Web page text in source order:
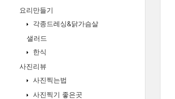
요리만들기
각종드레싱&닭가슴살
샐러드
한식
사진리뷰
사진찍는법
사진찍기 좋은곳